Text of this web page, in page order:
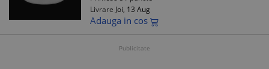
Livrare Joi, 13 Aug
Adauga in cos
Publicitate